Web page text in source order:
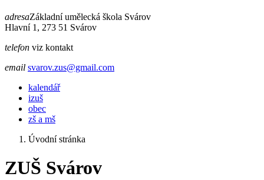
adresaZákladní umělecká škola Svárov
Hlavní 1, 273 51 Svárov
telefon viz kontakt
email svarov.zus@gmail.com
kalendář
izuš
obec
zš a mš
Úvodní stránka
ZUŠ Svárov